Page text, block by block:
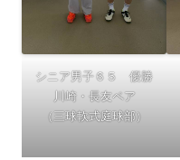
シニア男子６５ 優勝
川崎・長友ペア
（三球軟式庭球部）